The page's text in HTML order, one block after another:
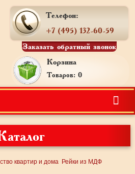
Телефон:
+7 (495) 132-60-59
Заказать обратный звонок
Корзина
Товаров: 0
квартир и дома Рейки из МДФ